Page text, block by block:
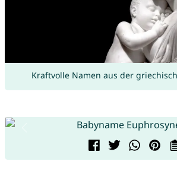
Kraftvolle Namen aus der